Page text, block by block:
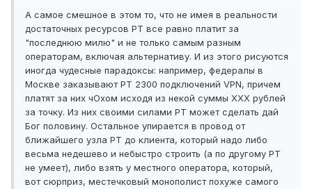
А самое смешное в этом то, что не имея в реальности
достаточных ресурсов РТ все равно платит за
"последнюю милю" и не только самым разным
операторам, включая альтернативу. И из этого рисуются
иногда чудесные парадоксы: например, федералы в
Москве заказывают РТ 2300 подключений VPN, причем
платят за них чОхом исходя из некой суммы ХХХ рублей
за точку. Из них своими силами РТ может сделать дай
Бог половину. Остальное упирается в провод от
ближайшего узла РТ до клиента, который надо либо
весьма недешево и небыстро строить (а по другому РТ
не умеет), либо взять у местного оператора, который,
вот сюрприз, местечковый монополист похуже самого